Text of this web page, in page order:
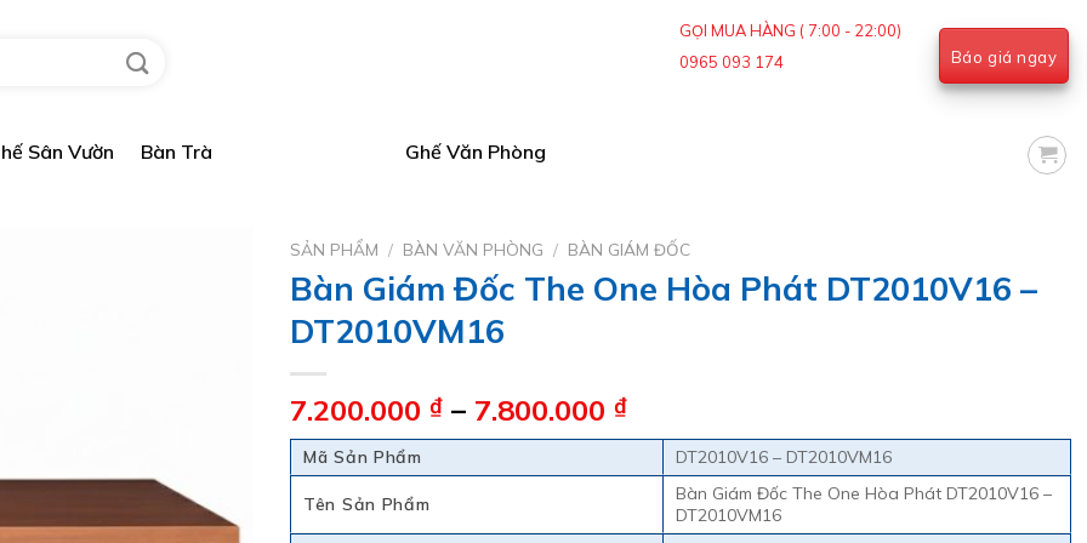
GỌI MUA HÀNG ( 7:00 - 22:00)
0965 093 174
Báo giá ngay
Sân Vườn Bàn Trà Ghế Văn Phòng
SẢN PHẨM / BÀN VĂN PHÒNG / BÀN GIÁM ĐỐC
Bàn Giám Đốc The One Hòa Phát DT2010V16 –
DT2010VM16
7.200.000 ₫ – 7.800.000 ₫Khoảng
giá:
từ
7.200.000 ₫
đến
Mã Sản Phẩm DT2010V16 – DT2010VM16
Tên Sản Phẩm
Bàn Giám Đốc The One Hòa Phát DT2010V16 –
DT2010VM16